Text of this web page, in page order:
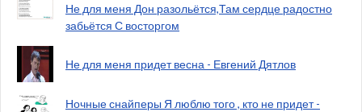
Не для меня Дон разольётся,Там сердце радостно
забьётся С восторгом
Не для меня придет весна - Евгений Дятлов
Ночные снайперы Я люблю того , кто не придет -